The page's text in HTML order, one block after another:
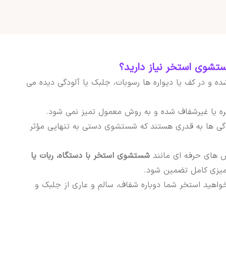
استخر نیاز دارید؟
و در کف یا دیواره ها رسوبات، جلبک یا آلودگی دیده می
یا غیرشفاف شده و به روش معمول تمیز نمی شود.
ها به قدری هستند که شستشوی دستی به تنهایی مؤثر
های حرفه ای مانند شستشوی استخر با دستگاه، ربات یا
کامل تضمین شود.
استخر شما دوباره شفاف، سالم و عاری از جلبک و